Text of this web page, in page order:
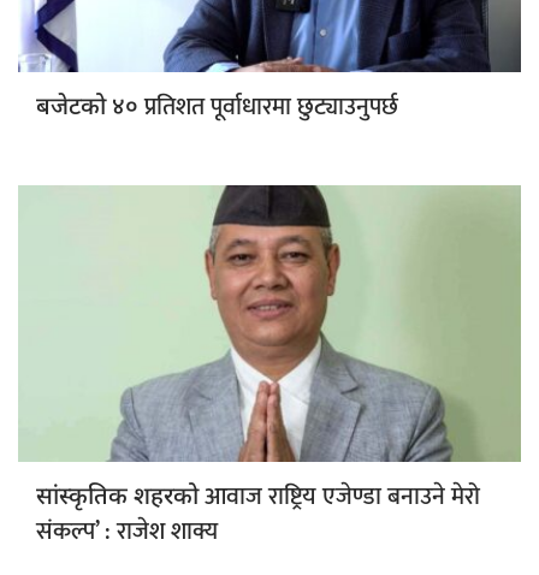
बजेटको ४०प्रतिशत पूर्वाधारमा छुट्याउनुपर्छ
सांस्कृतिक शहरकोआवाज राष्ट्रिय एजेण्डा बनाउने मेरो
संकल्प’ : राजेश शाक्य